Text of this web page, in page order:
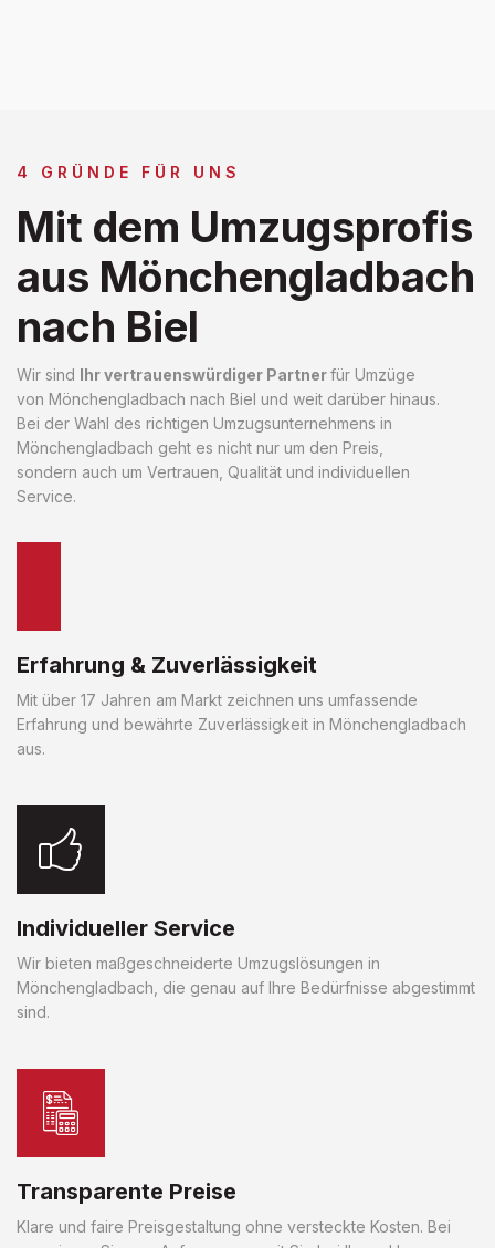
4 GRÜNDE FÜR UNS
Mit dem Umzugsprofis
aus Mönchengladbach
nach Biel
Wir sind Ihr vertrauenswürdiger Partnerfür Umzüge
von Mönchengladbach nach Biel und weit darüber hinaus.
Bei der Wahl des richtigen Umzugsunternehmens in
Mönchengladbach geht es nicht nur um den Preis,
sondern auch um Vertrauen, Qualität und individuellen
Service.
Erfahrung & Zuverlässigkeit
Mit über 17 Jahren am Markt zeichnen uns umfassende
Erfahrung und bewährte Zuverlässigkeit in Mönchengladbach
aus.
Individueller Service
Wir bieten maßgeschneiderte Umzugslösungen in
Mönchengladbach, die genau auf Ihre Bedürfnisse abgestimmt
sind.
Transparente Preise
Klare und faire Preisgestaltung ohne versteckte Kosten. Bei